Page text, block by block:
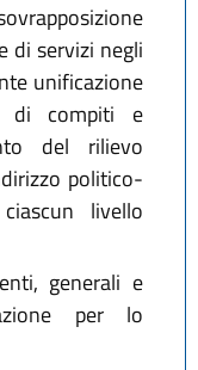
di servizi negli
unificazione
compiti e
del rilievo
politico-
livello
generali e
per lo